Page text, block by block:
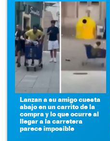
Lanzan a su amigo cuesta
abajo en un carrito de la
compra y lo que ocurre al
llegar a la carretera
parece imposible